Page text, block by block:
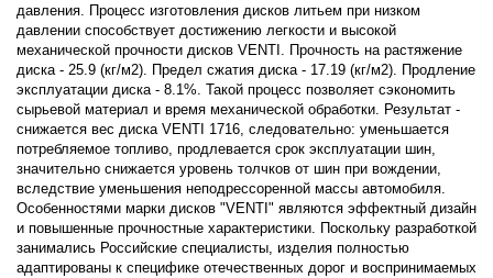
давления. Процесс изготовления дисков литьем при низком
давлении способствует достижению легкости и высокой
механической прочности дисков VENTI. Прочность на растяжение
диска - 25.9 (кг/м2). Предел сжатия диска - 17.19 (кг/м2). Продление
эксплуатации диска - 8.1%. Такой процесс позволяет сэкономить
сырьевой материал и время механической обработки. Результат -
снижается вес диска VENTI 1716, следовательно: уменьшается
потребляемое топливо, продлевается срок эксплуатации шин,
значительно снижается уровень толчков от шин при вождении,
вследствие уменьшения неподрессоренной массы автомобиля.
Особенностями марки дисков "VENTI" являются эффектный дизайн
и повышенные прочностные характеристики. Поскольку разработкой
занимались Российские специалисты, изделия полностью
адаптированы к специфике отечественных дорог и воспринимаемых